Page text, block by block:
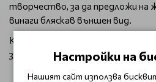
творчество, за да предложи на
винаги бляскав външен вид.
Kezy представлява най-
за креативност, иновации и
Настройки на
Нашият сайт използва